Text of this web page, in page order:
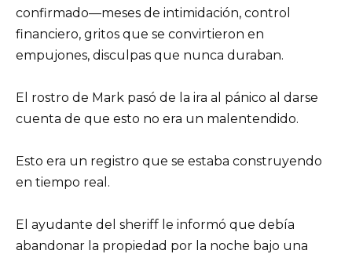
confirmado—meses de intimidación, control
financiero, gritos que se convirtieron en
empujones, disculpas que nunca duraban.
El rostro de Mark pasó de la ira al pánico al darse
cuenta de que esto no era un malentendido.
Esto era un registro que se estaba construyendo
en tiempo real.
El ayudante del sheriff le informó que debía
abandonar la propiedad por la noche bajo una